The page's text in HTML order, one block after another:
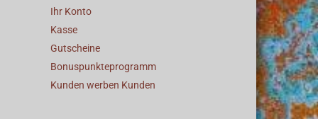
Ihr Konto
Kasse
Gutscheine
Bonuspunkteprogramm
Kunden werben Kunden